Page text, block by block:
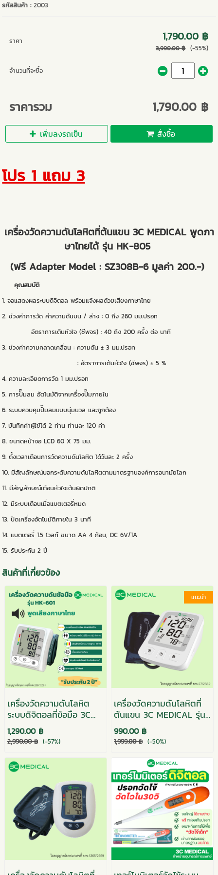
รหัสสินค้า :2003
ราคา 1,790.00 ฿
3,990.00 ฿ (-55%)
จำนวนที่จะซื้อ
ราคารวม 1,790.00 ฿
เพิ่มลงรถเข็น สั่งซื้อ
โปร 1 แถม 3
เครื่องวัดความดันโลหิตที่ต้นแขน 3C MEDICAL พูดภา
ษาไทยได้ รุ่น HK-805
(ฟรี Adapter Model : SZ308B-6 มูลค่า 200.-)
คุณสมบัติ
1. จอแสดงผลระบบดิจิตอล พร้อมแจ้งผลด้วยเสียงภาษาไทย
2. ช่วงค่าการวัด ค่าความดันบน / ล่าง : 0 ถึง 260 มม.ปรอท
อัตราการเต้นหัวใจ (ชีพจร) : 40 ถึง 200 ครั้ง ต่อ นาที
3. ช่วงค่าความคลาดเคลื่อน : ความดัน ± 3 มม.ปรอท
: อัตราการเต้นหัวใจ (ชีพจร) ± 5 %
4. ความละเอียดการวัด 1 มม.ปรอท
5. การปั๊มลม อัตโนมัติจากเครื่องปั๊มภายใน
6. ระบบควบคุมปั๊มลมแบบนุ่มนวล และถูกต้อง
7. บันทึกค่าผู้ใช้ได้ 2 ท่าน ท่านละ 120 ค่า
8. ขนาดหน้าจอ LCD 60 X 75 มม.
9. ตั้งเวลาเตือนการวัดความดันโลหิต ได้วันละ 2 ครั้ง
10. มีสัญลักษณ์บอกระดับความดันโลหิตตามมาตรฐานองค์การอนามัยโลก
11. มีสัญลักษณ์เตือนหัวใจเต้นผิดปกติ
12. มีระบบเตือนเมื่อแบตเตอรี่หมด
13. ปิดเครื่องอัตโนมัติภายใน 3 นาที
14. แบตเตอรี่ 1.5 โวลท์ ขนาด AA 4 ก้อน, DC 6V/1A
15. รับประกัน 2 ปี
สินค้าที่เกี่ยวข้อง
เครื่องวัดความดันโลหิต
ระบบดิจิตอลที่ข้อมือ 3C
MEDICAL พูดภาษาไทยได้
รุ่น HK-601
1,290.00 ฿
2,990.00 ฿ (-57%)
แนะนำ
เครื่องวัดความดันโลหิตที่
ต้นแขน 3C MEDICAL รุ่น
HK-801
990.00 ฿
1,999.00 ฿ (-50%)